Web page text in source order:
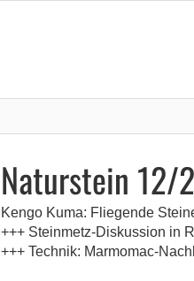
Naturstein 12/
Kengo Kuma: Fliegende
+++ Steinmetz-Diskussion in
+++ Technik: Marmomac-